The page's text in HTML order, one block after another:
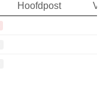
Hoofdpost